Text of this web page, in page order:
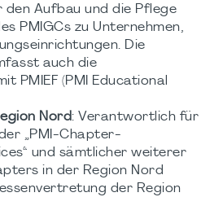
Aufbau und die Pflege
PMIGCs zu Unternehmen,
Die
auch die
PMIEF (PMI Educational
Nord: Verantwortlich für
„PMI-Chapter-
und sämtlicher weiterer
in der Region Nord
der Region